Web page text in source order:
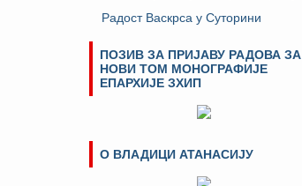
Радост Васкрса у Суторини
ПОЗИВ ЗА ПРИЈАВУ РАДОВА ЗА
НОВИ ТОМ МОНОГРАФИЈЕ
ЕПАРХИЈЕ ЗХИП
О ВЛАДИЦИ АТАНАСИЈУ